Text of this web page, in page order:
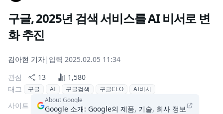
구글, 2025년 검색 서비스를 AI 비서로 변
화 추진
김아현 기자| 입력 2025.02.05 11:34
관심
13
1,580
태그
구글 AI 구글검색 구글CEO AI비서
사이트
About Google
Google 소개: Google의 제품, 기술, 회사 정보